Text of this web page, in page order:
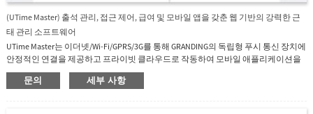
(UTime Master) 출석 관리, 접근 제어, 급여 및 모바일 앱을 갖춘 웹 기반의 강력한 근
태 관리 소프트웨어
UTime Master는 이더넷/Wi-Fi/GPRS/3G를 통해 GRANDING의 독립형 푸시 통신 장치에
안정적인 연결을 제공하고 프라이빗 클라우드로 작동하여 모바일 애플리케이션을
통해 직원 셀프 서비스를 제공하는 강력한 웹 기반 근태 관리 소프트웨어입니다. 웹
브라우저.여러 관리자가 웹 브라우저를 사용하여 어디서나 UTime Master에 액세스
문의 세부 사항